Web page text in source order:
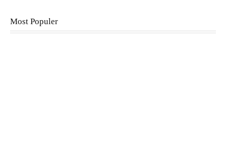
Most Populer